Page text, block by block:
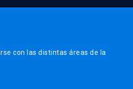
con las distintas áreas de la